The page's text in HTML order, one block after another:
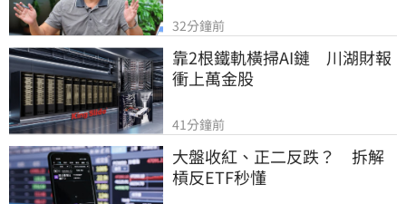
32分鐘前
靠2根鐵軌橫掃AI鏈　川湖財報
衝上萬金股
41分鐘前
大盤收紅、正二反跌？　拆解
槓反ETF秒懂